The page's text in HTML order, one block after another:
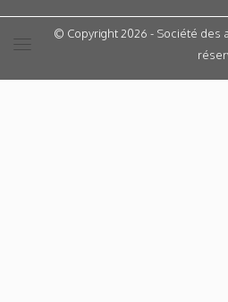
© Copyright 2026 - Société des